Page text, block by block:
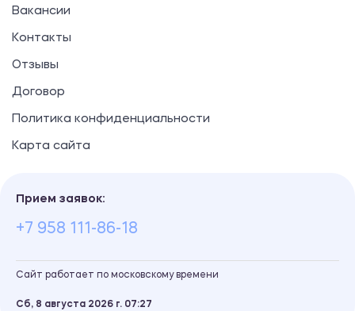
Вакансии
Контакты
Отзывы
Договор
Политика конфиденциальности
Карта сайта
Прием заявок:
+7 958 111-86-18
Сайт работает по московскому времени
Сб, 8 августа 2026 г. 07 27